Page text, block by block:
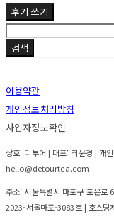
후기 쓰기
검색
이용약관
개인정보처리방침
사업자정보확인
상호: 디투어 | 대표: 최윤경 | 개
hello@detourtea.com
주소: 서울특별시 마포구 포은로
2023-서울마포-3083호| 호스팅